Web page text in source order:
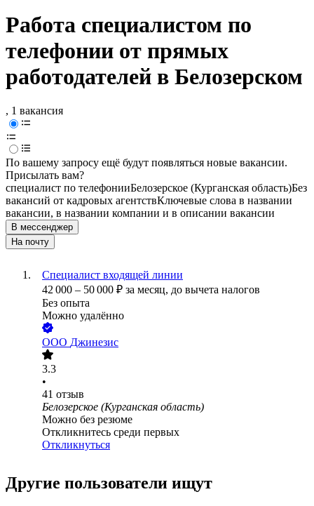
Работа специалистом по
телефонии от прямых
работодателей в Белозерском
, 1 вакансия
По вашему запросу ещё будут появляться новые вакансии.
Присылать вам?
специалист по телефонииБелозерское (Курганская область)Без
вакансий от кадровых агентствКлючевые слова в названии
вакансии, в названии компании и в описании вакансии
В мессенджер
На почту
Специалист входящей линии
42 000 – 50 000 ₽ за месяц, до вычета налогов
Без опыта
Можно удалённо
ООО Джинезис
3.3
•
41 отзыв
Белозерское (Курганская область)
Можно без резюме
Откликнитесь среди первых
Откликнуться
Другие пользователи ищут